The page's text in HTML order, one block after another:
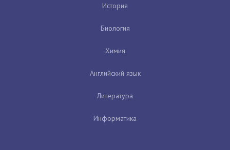
История
Биология
Химия
Английский язык
Литература
Информатика